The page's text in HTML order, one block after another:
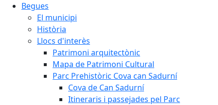
Begues
El municipi
Història
Llocs d'interès
Patrimoni arquitectònic
Mapa de Patrimoni Cultural
Parc Prehistòric Cova can Sadurní
Cova de Can Sadurní
Itineraris i passejades pel Parc